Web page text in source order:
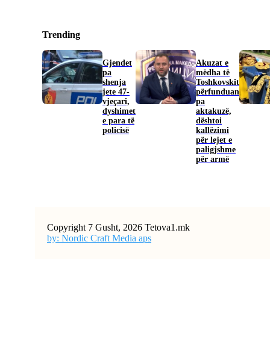
Trending
Gjendet
pa
shenja
jete 47-
vjeçari,
dyshimet
e para të
policisë
Akuzat e
mëdha të
Toshkovskit
përfunduan
pa
aktakuzë,
dështoi
kallëzimi
për lejet e
paligjshme
për armë
Copyright 7 Gusht, 2026 Tetova1.mk
by: Nordic Craft Media aps